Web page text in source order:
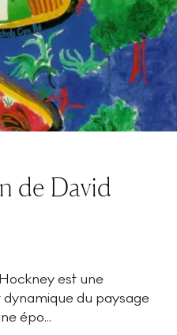
de David
est une
du paysage
épo...